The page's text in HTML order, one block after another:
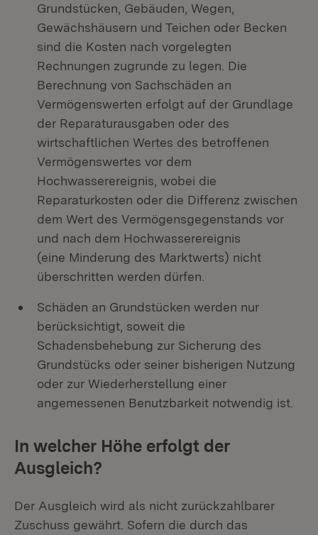
Grundstücken, Gebäuden, Wegen,
Gewächshäusern und Teichen oder Becken
sind die Kosten nach vorgelegten
Rechnungen zugrunde zu legen. Die
Berechnung von Sachschäden an
Vermögenswerten erfolgt auf der Grundlage
der Reparaturausgaben oder des
wirtschaftlichen Wertes des betroffenen
Vermögenswertes vor dem
Hochwasserereignis, wobei die
Reparaturkosten oder die Differenz zwischen
dem Wert des Vermögensgegenstands vor
und nach dem Hochwasserereignis
(eine Minderung des Marktwerts) nicht
überschritten werden dürfen.
Schäden an Grundstücken werden nur
berücksichtigt, soweit die
Schadensbehebung zur Sicherung des
Grundstücks oder seiner bisherigen Nutzung
oder zur Wiederherstellung einer
angemessenen Benutzbarkeit notwendig ist.
In welcher Höhe erfolgt der
Ausgleich?
Der Ausgleich wird als nicht zurückzahlbarer
Zuschuss gewährt. Sofern die durch das